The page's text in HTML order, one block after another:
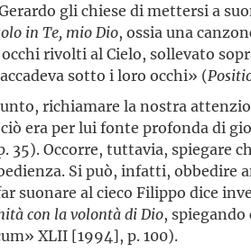
gli chiese di mettersi a
in Te, mio Dio, ossia una
rivolti al Cielo, sollevato
sotto i loro occhi» (
richiamare la nostra
era per lui fonte profonda di
35). Occorre, tuttavia, spiegare
Si può, infatti,
suonare al cieco Filippo dice
con la volontà di Dio,
XLII [1994], p. 100).